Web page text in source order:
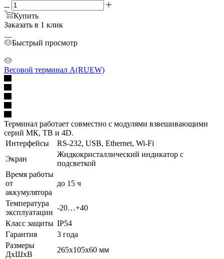
Купить
Заказать в 1 клик
Быстрый просмотр
Весовой терминал A(RUEW)
Терминал работает совместно с модулями взвешивающими
серий МК, ТВ и 4D.
Интерфейсы
RS-232, USB, Ethernet, Wi-Fi
Экран
Жидкокристаллический индикатор с
подсветкой
Время работы
от
аккумулятора
до 15 ч
Температура
эксплуатации
-20…+40
Класс защиты IP54
Гарантия
3 года
Размеры
ДхШхВ
265x105x60 мм